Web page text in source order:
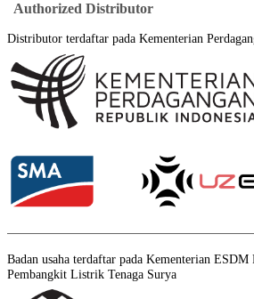
Authorized Distributor
Distributor terdaftar pada Kementerian
Badan usaha terdaftar pada Kementerian
Pembangkit Listrik Tenaga Surya